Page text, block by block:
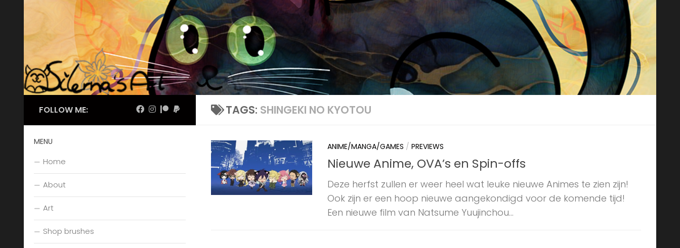
Skip to content
TAGS: SHINGEKI NO KYOTOU
ANIME/MANGA/GAMES / PREVIEWS
Nieuwe Anime, OVA’s en Spin-offs
Deze herfst zullen er weer heel wat leuke nieuwe Animes te zien zijn!
Ook zijn er een hoop nieuwe aangekondigd voor de komende tijd!
Een nieuwe film van Natsume Yuujinchou...
FOLLOW ME:
MENU
Home
About
Art
Shop brushes